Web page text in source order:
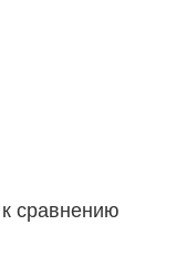
сравнению